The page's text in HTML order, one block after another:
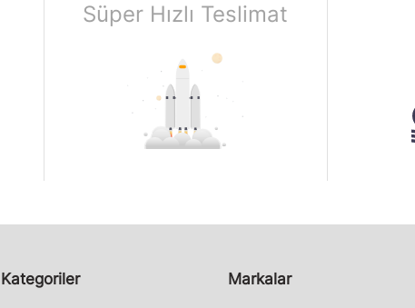
Süper Hızlı Teslimat
Kategoriler Markalar